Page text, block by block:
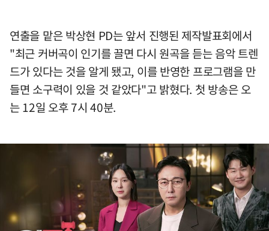
연출을 맡은 박상현 PD는 앞서 진행된 제작발표회에서
"최근 커버곡이 인기를 끌면 다시 원곡을 듣는 음악 트렌
드가 있다는 것을 알게 됐고, 이를 반영한 프로그램을 만
들면 소구력이 있을 것 같았다"고 밝혔다. 첫 방송은 오
는 12일 오후 7시 40분.